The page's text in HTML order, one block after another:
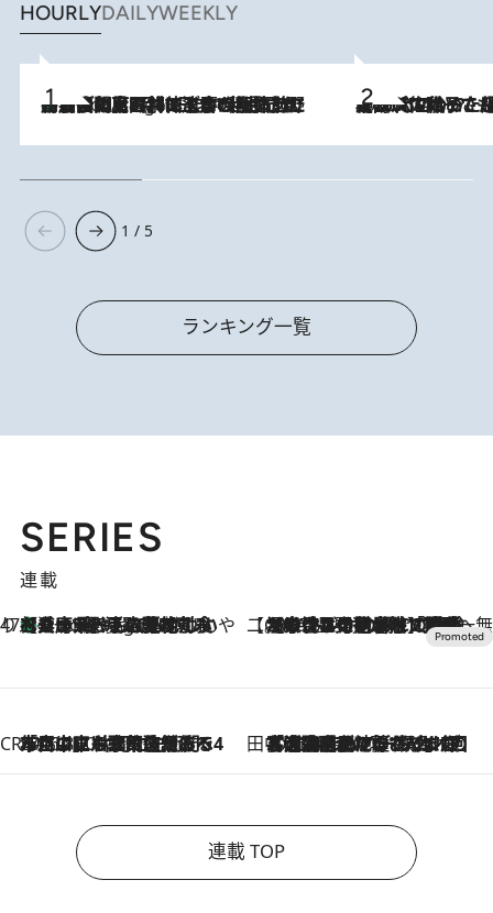
HOURLYDAILYWEEKLY
8 Hours Ago
「最後に見られてよかった」上野動物園の東園パンダ舎が解体前に特別公開。8月16日まで延長されたパネル展と共に辿る“半世紀”のパンダ飼育《解体工事の図面あり》 2026.8.5
【阿川佐和子さんの年とる力】なぜ70代で始めた趣味は“こんなに楽しい”のか？ ピアノ、俳句…スランプに陥っても続けられる“ある秘訣”とは
1 / 5
ランキング一覧
SERIES
連載
47都道府県の手みやげ ひんやりスイーツで夏を満喫
8 Hours Ago
【兵庫県】この夏絶対食べたい 冷やしておいしいおやつ3選 淡路島の恵みをジェラートに集約 【CREA×星野リゾート】唯一無二。癒しと発見が待つ場所へ
2026.8.7
【トンボの足水浴】ヒノキの香りに包まれて涼感マックス！約13℃の湧水かけ流しを避暑地「星野温泉 トンボの湯」で体験
CREA'S CHOICE
2026.8.7
「立川にも歌舞伎があるんだよ」 片岡仁左衛門・市川中車ら豪華座組みで4年目の立川立飛歌舞伎へ 田中稲の勝手に再ブーム
2026.8.7
「湘南乃風に憧れて」観客大盛上がりの“タオル回し”に、ラッパー顔負けの高速歌唱まで…さだまさし（74）のアグレッシブすぎる現在地
連載 TOP